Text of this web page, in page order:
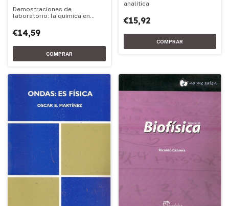
Demostraciones de
laboratorio: la química en
€14,59
analítica
€15,92